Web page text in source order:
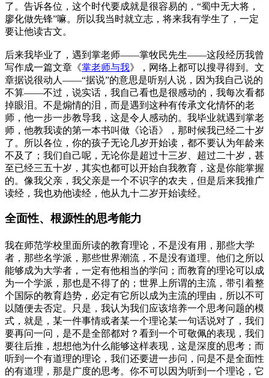
了。告诉各位，这个时代要成就是很容易的，“蜀中无大将，
廖化做先锋”嘛。所以我当时就立志，将来我有学生了，一定
要让他读古文。
后来我毕业了，遇到掌老师——掌牧民先生——这段经历我曾
写作成一篇文章《掌老师与我》，网络上都可以搜寻得到。文
章据说很动人——“据说”的意思是听别人说，因为我自己说的
不算——不过，说实话，我自己看也是很感动的，我每次看都
掉眼泪。不是煽情的泪，而是遇到这种有传承文化情怀的老
师，他一步一步教导我，这是令人感动的。我毕业就遇到掌老
师，他教我读的第一本书叫做《论语》，那时候我已经二十岁
了。所以各位，你的孩子无论几岁开始读，都不要认为年龄来
不及了；我们自己呢，无论你是超过十三岁、超过二十岁，甚
至已经三五十岁，其实也都可以开始自我教育，这是你能掌握
的。像我父亲，我父亲是一个不识字的农夫，但是后来我推广
读经，我也劝他读经，他从九十二岁开始读经。
全面性、根源性的思考能力
我在师范学校里面所读的教育理论，不是没有用，那些大学
者，那些名学派，那些世界潮流，不是没有道理。他们之所以
能够成为大学者，一定有他相当的学问；而教育的理论可以成
为一个学派，那也是不得了的；世界上所谓的主流，带引着整
个国际的教育趋势，必定有它所以成为主流的理由，所以不可
以随便去否定。只是，我认为我们应该培养一个思考问题的模
式，就是，某一件事情或者某一个理论某一句话说对了，我们
要再问一问，是不是全部都对？看到一个可敬佩的表现，我们
要往后推，想想他为什么能够这样表现，这是深度的思考；而
听到一个有道理的理论，我们还要进一步问，问是不是全面性
的有道理，那是广度的思考。你不可以因为听到一个理论，它